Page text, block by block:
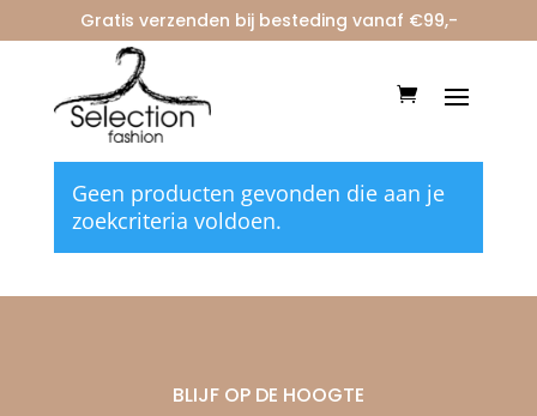
Gratis verzenden bij besteding vanaf €99,-
/ Merken / beaumont
beaumont
Geen producten gevonden die aan je
zoekcriteria voldoen.
BLIJF OP DE HOOGTE